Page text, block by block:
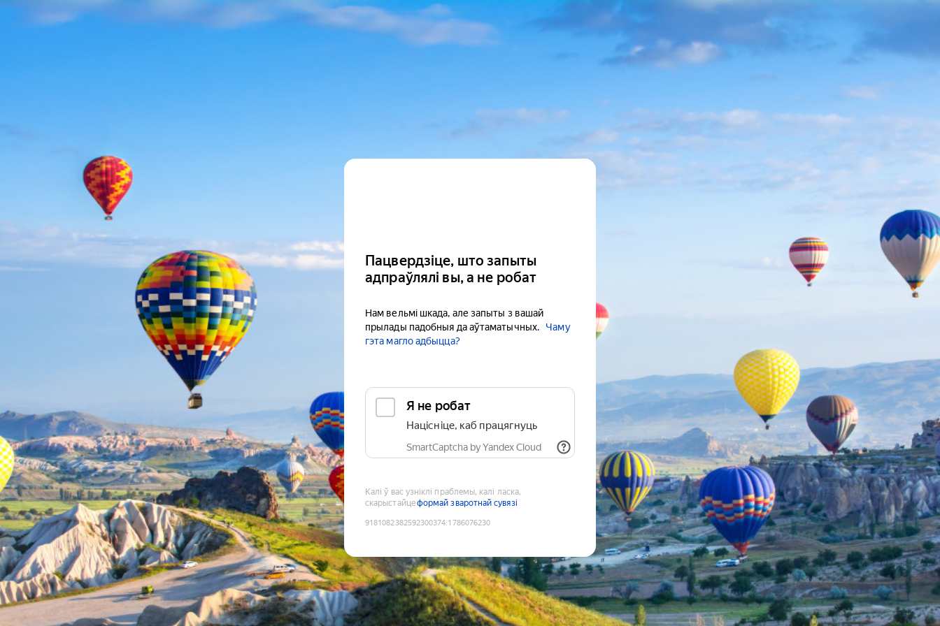
Пацвердзіце, што запыты
адпраўлялі вы, а не робат
Нам вельмі шкада, але запыты з вашай
прылады падобныя да аўтаматычных.
Чаму
гэта магло адбыцца?
Я не робат
Націсніце, каб працягнуць
SmartCaptcha by Yandex Cloud
Калі ў вас узніклі праблемы, калі ласка,
скарыстайцеформай зваротнай сувязі
9181082382592300374:1786076230